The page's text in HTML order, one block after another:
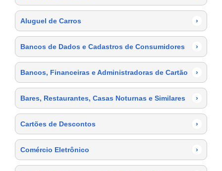
Aluguel de Carros ›
Bancos de Dados e Cadastros de Consumidores ›
Bancos, Financeiras e Administradoras de Cartão ›
Bares, Restaurantes, Casas Noturnas e Similares ›
Cartões de Descontos ›
Comércio Eletrônico ›